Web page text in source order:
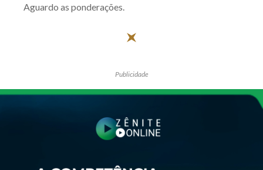
Aguardo as ponderações.
Publicidade